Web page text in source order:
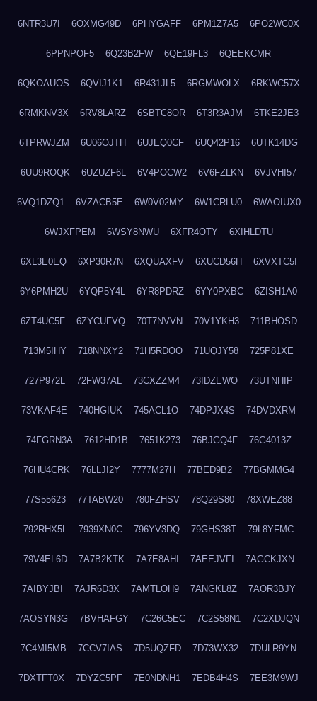
6NTR3U7I 6OXMG49D 6PHYGAFF 6PM1Z7A5 6PO2WC0X
6PPNPOF5 6Q23B2FW 6QE19FL3 6QEEKCMR
6QKOAUOS 6QVIJ1K1 6R431JL5 6RGMWOLX 6RKWC57X
6RMKNV3X 6RV8LARZ 6SBTC8OR 6T3R3AJM 6TKE2JE3
6TPRWJZM 6U06OJTH 6UJEQ0CF 6UQ42P16 6UTK14DG
6UU9ROQK 6UZUZF6L 6V4POCW2 6V6FZLKN 6VJVHI57
6VQ1DZQ1 6VZACB5E 6W0V02MY 6W1CRLU0 6WAOIUX0
6WJXFPEM 6WSY8NWU 6XFR4OTY 6XIHLDTU
6XL3E0EQ 6XP30R7N 6XQUAXFV 6XUCD56H 6XVXTC5I
6Y6PMH2U 6YQP5Y4L 6YR8PDRZ 6YY0PXBC 6ZISH1A0
6ZT4UC5F 6ZYCUFVQ 70T7NVVN 70V1YKH3 711BHOSD
713M5IHY 718NNXY2 71H5RDOO 71UQJY58 725P81XE
727P972L 72FW37AL 73CXZZM4 73IDZEWO 73UTNHIP
73VKAF4E 740HGIUK 745ACL1O 74DPJX4S 74DVDXRM
74FGRN3A 7612HD1B 7651K273 76BJGQ4F 76G4013Z
76HU4CRK 76LLJI2Y 7777M27H 77BED9B2 77BGMMG4
77S55623 77TABW20 780FZHSV 78Q29S80 78XWEZ88
792RHX5L 7939XN0C 796YV3DQ 79GHS38T 79L8YFMC
79V4EL6D 7A7B2KTK 7A7E8AHI 7AEEJVFI 7AGCKJXN
7AIBYJBI 7AJR6D3X 7AMTLOH9 7ANGKL8Z 7AOR3BJY
7AOSYN3G 7BVHAFGY 7C26C5EC 7C2S58N1 7C2XDJQN
7C4MI5MB 7CCV7IAS 7D5UQZFD 7D73WX32 7DULR9YN
7DXTFT0X 7DYZC5PF 7E0NDNH1 7EDB4H4S 7EE3M9WJ